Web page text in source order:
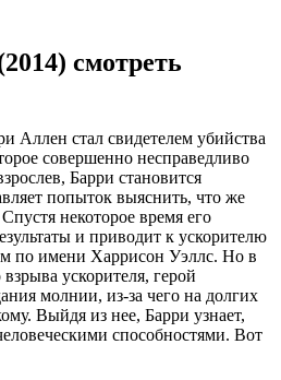
смотреть
Аллен стал свидетелем убийства
совершенно несправедливо
Барри становится
попыток выяснить, что же
некоторое время его
и приводит к ускорителю
по имени Харрисон Уэллс. Но в
ускорителя, герой
молнии, из-за чего на долгих
Выйдя из нее, Барри узнает,
способностями. Вот